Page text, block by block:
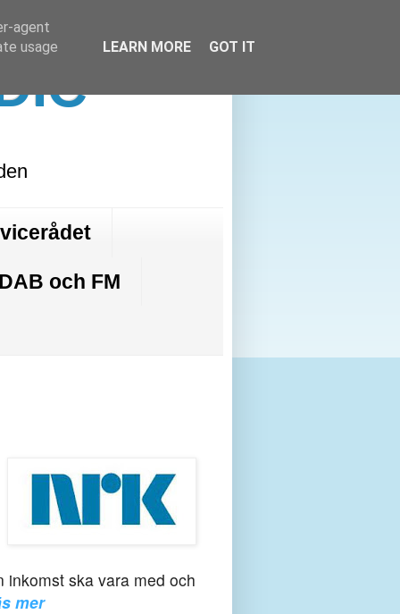
och FM
inkomst ska vara med och
mer
agent
usage
LEARN MORE GOT IT